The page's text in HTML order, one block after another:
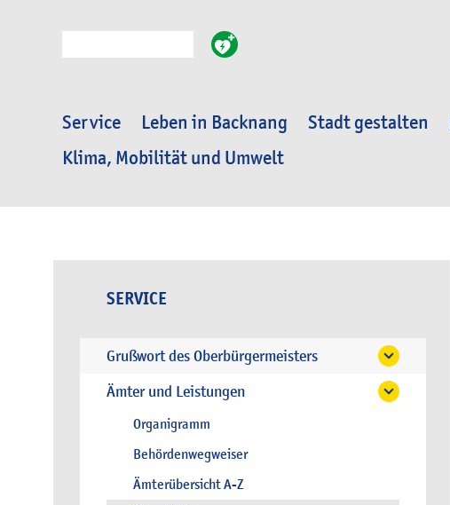
Service Leben in Backnang Stadt gestalten
Klima, Mobilität und Umwelt
SERVICE
Grußwort des Oberbürgermeisters
Ämter und Leistungen
Organigramm
Behördenwegweiser
Ämterübersicht A-Z